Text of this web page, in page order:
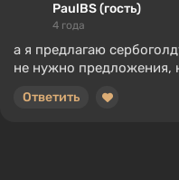
PaulBS (гость)
4 года
а я предлагаю
не нужно предложения,
Ответить